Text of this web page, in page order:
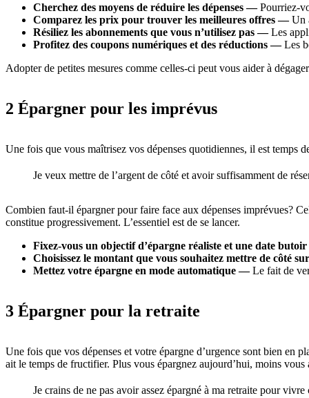
Cherchez des moyens de réduire les dépenses —Pourriez-
Comparez les prix pour trouver les meilleures offres —Un
Résiliez les abonnements que vous n’utilisez pas —Les
Profitez des coupons numériques et des réductions —Les
Adopter de petites mesures comme celles-ci peut vous aider à
2 Épargner pour les imprévus
Une fois que vous maîtrisez vos dépenses quotidiennes, il est temps
Je veux mettre de l’argent de côté et avoir suffisamment de
Combien faut-il épargner pour faire face aux dépenses imprévues?
constitue progressivement. L’essentiel est de se lancer.
Fixez-vous un objectif d’épargne réaliste et une date
Choisissez le montant que vous souhaitez mettre de côté
Mettez votre épargne en mode automatique —Le fait de
3 Épargner pour la retraite
Une fois que vos dépenses et votre épargne d’urgence sont bien en
ait le temps de fructifier. Plus vous épargnez aujourd’hui, moins
Je crains de ne pas avoir assez épargné à ma retraite pour